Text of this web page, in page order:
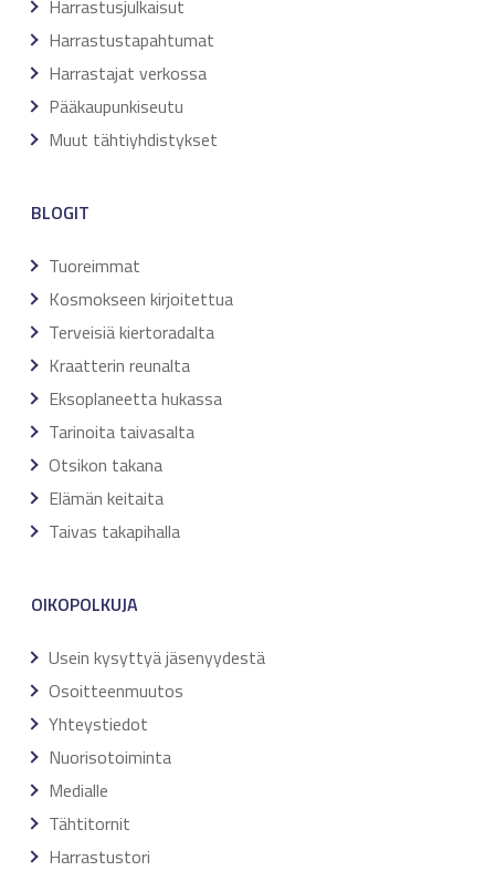
Harrastusjulkaisut
Harrastustapahtumat
Harrastajat verkossa
Pääkaupunkiseutu
Muut tähtiyhdistykset
BLOGIT
Tuoreimmat
Kosmokseen kirjoitettua
Terveisiä kiertoradalta
Kraatterin reunalta
Eksoplaneetta hukassa
Tarinoita taivasalta
Otsikon takana
Elämän keitaita
Taivas takapihalla
OIKOPOLKUJA
Usein kysyttyä jäsenyydestä
Osoitteenmuutos
Yhteystiedot
Nuorisotoiminta
Medialle
Tähtitornit
Harrastustori